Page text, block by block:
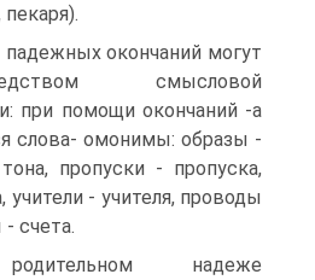
пекаря).
окончаний могут
смысловой
при помощи окончаний -а
слова- омонимы: образы -
пропуски - пропуска,
- учителя, проводы
счета.
надеже